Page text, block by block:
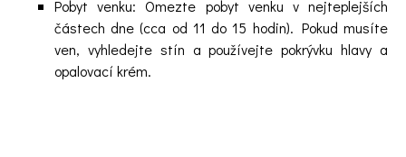
Pobyt venku: Omezte pobyt venku v nejteplejších
částech dne (cca od 11 do 15 hodin). Pokud musíte
ven, vyhledejte stín a používejte pokrývku hlavy a
opalovací krém.